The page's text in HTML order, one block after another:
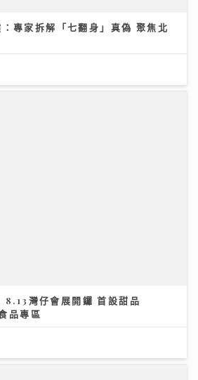
專家拆解「七翻身」真偽 聚焦北
8.13灣仔會展開鑼 首設甜品
品專區